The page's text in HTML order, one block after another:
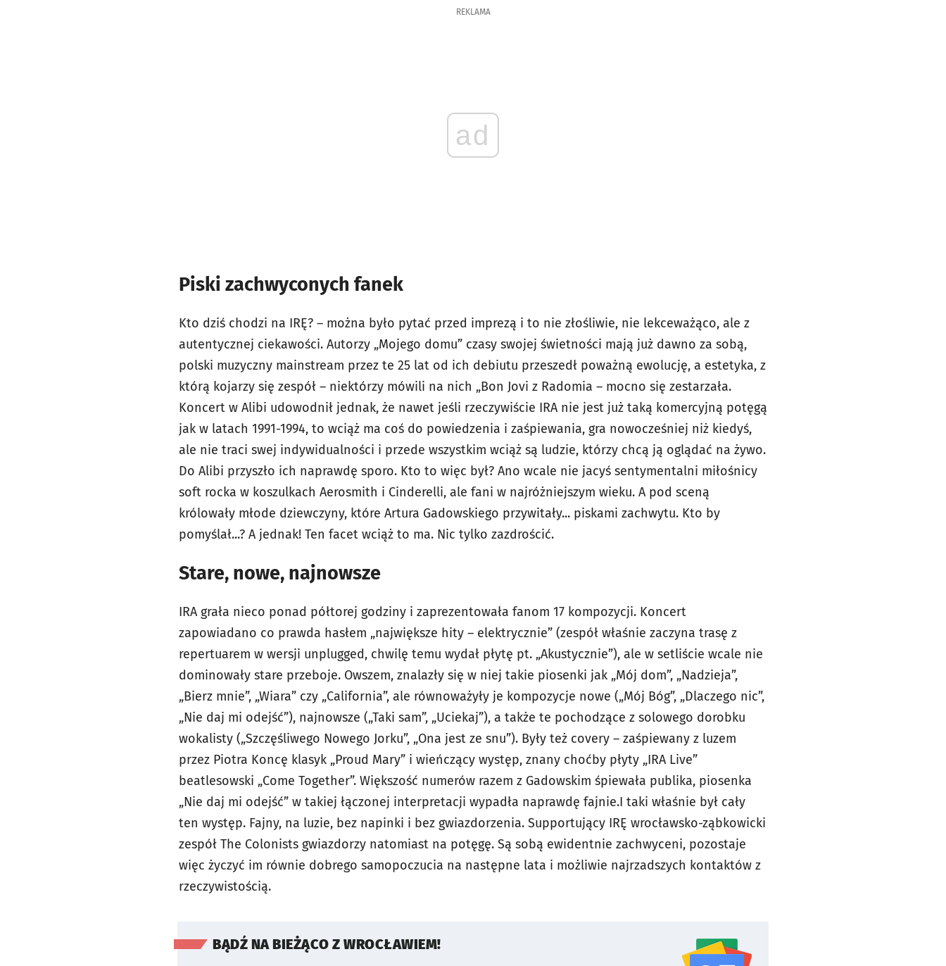
REKLAMA
ad
Piski zachwyconych fanek
Kto dziś chodzi na IRĘ? – można było pytać przed imprezą i to nie złośliwie, nie lekceważąco, ale z
autentycznej ciekawości. Autorzy „Mojego domu” czasy swojej świetności mają już dawno za sobą,
polski muzyczny mainstream przez te 25 lat od ich debiutu przeszedł poważną ewolucję, a estetyka, z
którą kojarzy się zespół – niektórzy mówili na nich „Bon Jovi z Radomia – mocno się zestarzała.
Koncert w Alibi udowodnił jednak, że nawet jeśli rzeczywiście IRA nie jest już taką komercyjną potęgą
jak w latach 1991-1994, to wciąż ma coś do powiedzenia i zaśpiewania, gra nowocześniej niż kiedyś,
ale nie traci swej indywidualności i przede wszystkim wciąż są ludzie, którzy chcą ją oglądać na żywo.
Do Alibi przyszło ich naprawdę sporo. Kto to więc był? Ano wcale nie jacyś sentymentalni miłośnicy
soft rocka w koszulkach Aerosmith i Cinderelli, ale fani w najróżniejszym wieku. A pod sceną
królowały młode dziewczyny, które Artura Gadowskiego przywitały... piskami zachwytu. Kto by
pomyślał...? A jednak! Ten facet wciąż to ma. Nic tylko zazdrościć.
Stare, nowe, najnowsze
IRA grała nieco ponad półtorej godziny i zaprezentowała fanom 17 kompozycji. Koncert
zapowiadano co prawda hasłem „największe hity – elektrycznie” (zespół właśnie zaczyna trasę z
repertuarem w wersji unplugged, chwilę temu wydał płytę pt. „Akustycznie”), ale w setliście wcale nie
dominowały stare przeboje. Owszem, znalazły się w niej takie piosenki jak „Mój dom”, „Nadzieja”,
„Bierz mnie”, „Wiara” czy „California”, ale równoważyły je kompozycje nowe („Mój Bóg”, „Dlaczego nic”,
„Nie daj mi odejść”), najnowsze („Taki sam”, „Uciekaj”), a także te pochodzące z solowego dorobku
wokalisty („Szczęśliwego Nowego Jorku”, „Ona jest ze snu”). Były też covery – zaśpiewany z luzem
przez Piotra Koncę klasyk „Proud Mary” i wieńczący występ, znany choćby płyty „IRA Live”
beatlesowski „Come Together”. Większość numerów razem z Gadowskim śpiewała publika, piosenka
„Nie daj mi odejść” w takiej łączonej interpretacji wypadła naprawdę fajnie.I taki właśnie był cały
ten występ. Fajny, na luzie, bez napinki i bez gwiazdorzenia. Supportujący IRĘ wrocławsko-ząbkowicki
zespół The Colonists gwiazdorzy natomiast na potęgę. Są sobą ewidentnie zachwyceni, pozostaje
więc życzyć im równie dobrego samopoczucia na następne lata i możliwie najrzadszych kontaktów z
rzeczywistością.
BĄDŹ NA BIEŻĄCO Z WROCŁAWIEM!